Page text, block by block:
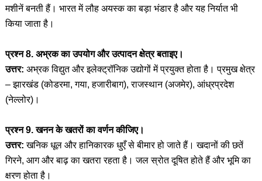
मशीनें बनती हैं। भारत में लौह अयस्क का बड़ा भंडार है और यह निर्यात भी
किया जाता है।
प्रश्न 8. अभ्रक का उपयोग और उत्पादन क्षेत्र बताइए।
उत्तर: अभ्रक विद्युत और इलेक्ट्रॉनिक उद्योगों में प्रयुक्त होता है। प्रमुख क्षेत्र
– झारखंड (कोडरमा, गया, हजारीबाग), राजस्थान (अजमेर), आंध्रप्रदेश
(नेल्लोर)।
प्रश्न 9. खनन के खतरों का वर्णन कीजिए।
उत्तर: खनिक धूल और हानिकारक धुएँ से बीमार हो जाते हैं। खदानों की छतें
गिरने, आग और बाढ़ का खतरा रहता है। जल स्रोत दूषित होते हैं और भूमि का
क्षरण होता है।